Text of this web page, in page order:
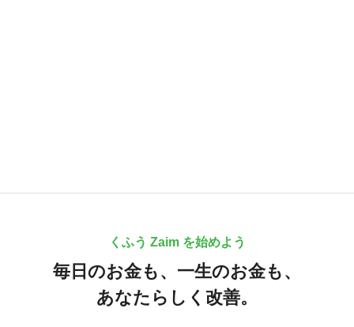
くふう Zaim を始めよう
毎日のお金も、 一生のお金も、
あなたらしく改善。